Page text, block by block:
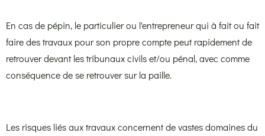
En cas de pépin, le particulier ou l'entrepreneur qui à fait ou fait
faire des travaux pour son propre compte peut rapidement de
retrouver devant les tribunaux civils et/ou pénal, avec comme
conséquence de se retrouver sur la paille.
Les risques liés aux travaux concernent de vastes domaines du